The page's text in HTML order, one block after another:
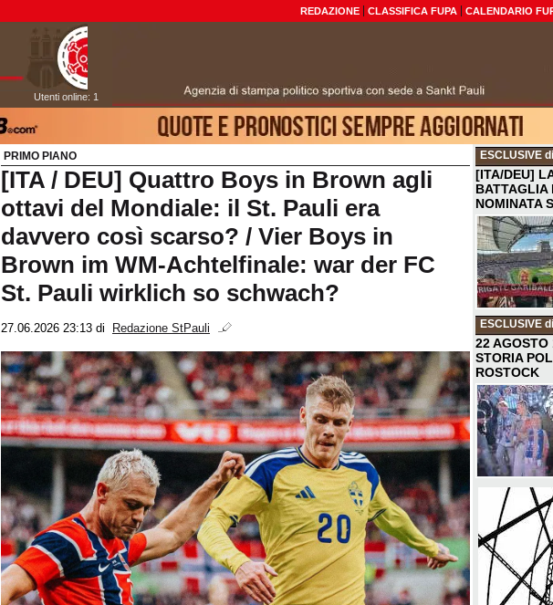
REDAZIONE CLASSIFICA FUPA CALENDARIO
Utenti online: 1
PRIMO PIANO
[ITA / DEU] Quattro Boys in Brown agli
ottavi del Mondiale: il St. Pauli era
davvero così scarso? / Vier Boys in
Brown im WM-Achtelfinale: war der FC
St. Pauli wirklich so schwach?
27.06.2026 23:13 di Redazione StPauli
ESCLUSIVE
[ITA/DEU]
BATTAGLIA
NOMINATA
ESCLUSIVE
22
STORIA
ROSTOCK